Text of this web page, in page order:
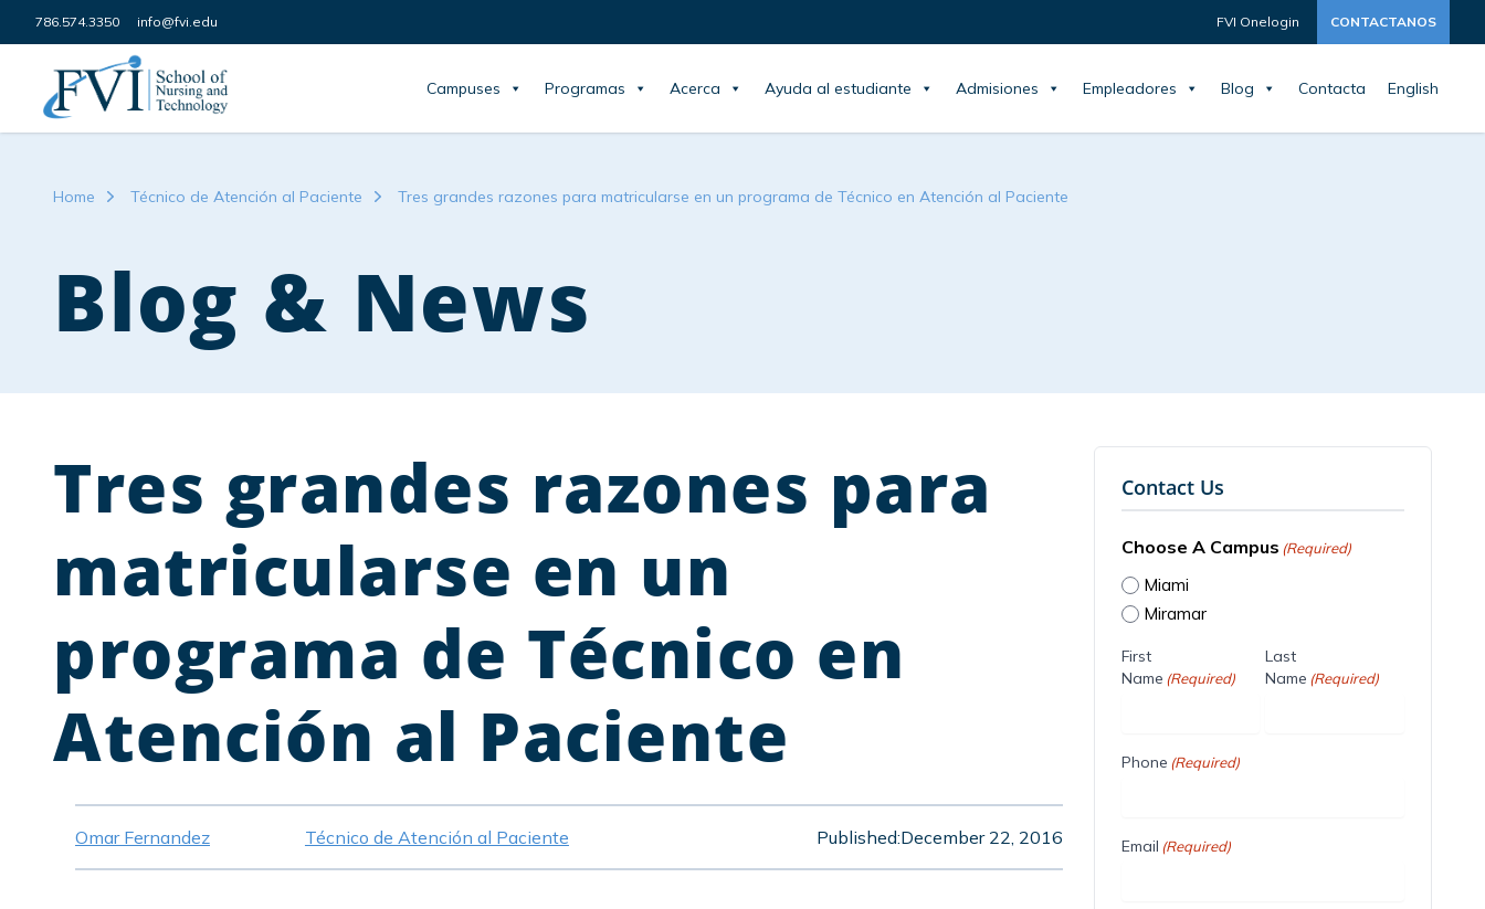
Skip to content
786.574.3350 info@fvi.edu FVI Onelogin CONTACTANOS
FVI School of Nursing
Campuses Programas Acerca Ayuda al estudiante Admisiones Empleadores Blog Contacta English
Home Técnico de Atención al Paciente Tres grandes razones para matricularse en un programa de Técnico en Atención al Paciente
Blog & News
Tres grandes razones para
matricularse en un
programa de Técnico en
Atención al Paciente
Omar Fernandez Técnico de Atención al Paciente Published:December 22, 2016
Contact Us
Choose A Campus (Required)
Miami
Miramar
First
Name (Required)
Last
Name (Required)
Phone (Required)
Email (Required)